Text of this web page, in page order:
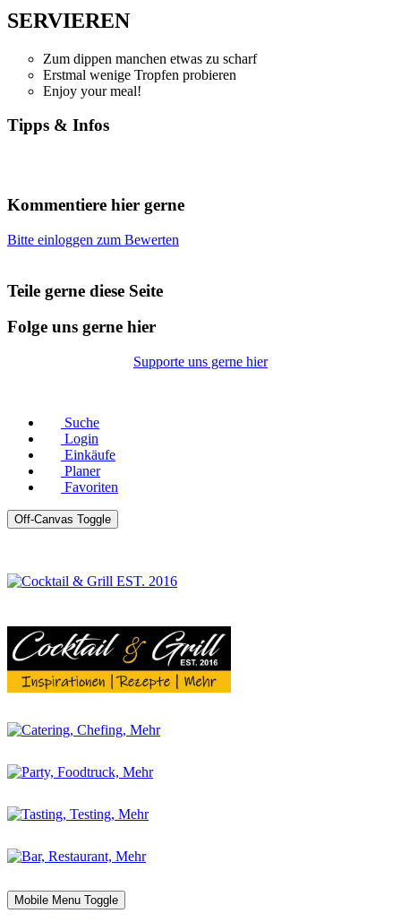
SERVIEREN
Zum dippen manchen etwas zu scharf
Erstmal wenige Tropfen probieren
Enjoy your meal!
Tipps & Infos
Kommentiere hier gerne
Bitte einloggen zum Bewerten
Teile gerne diese Seite
Folge uns gerne hier
Supporte uns gerne hier
Suche
Login
Einkäufe
Planer
Favoriten
Off-Canvas Toggle
Mobile Menu Toggle